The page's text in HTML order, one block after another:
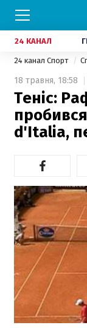
24 КАНАЛ
24 канал Спорт
18 травня, 18:58
Теніс:
d'Italia,